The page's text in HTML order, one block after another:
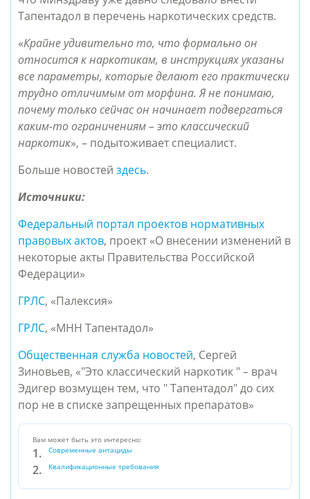
Тапентадол в перечень наркотических средств.
«Крайне удивительно то, что формально он
относится к наркотикам, в инструкциях указаны
все параметры, которые делают его практически
трудно отличимым от морфина. Я не понимаю,
почему только сейчас он начинает подвергаться
каким-то ограничениям – это классический
наркотик», – подытоживает специалист.
Больше новостей здесь.
Источники:
Федеральный портал проектов нормативных
правовых актов, проект «О внесении изменений в
некоторые акты Правительства Российской
Федерации»
ГРЛС, «Палексия»
ГРЛС, «МНН Тапентадол»
Общественная служба новостей, Сергей
Зиновьев, «"Это классический наркотик " – врач
Эдигер возмущен тем, что " Тапентадол" до сих
пор не в списке запрещенных препаратов»
Вам может быть это интересно:
Современные антациды
Квалификационные требования